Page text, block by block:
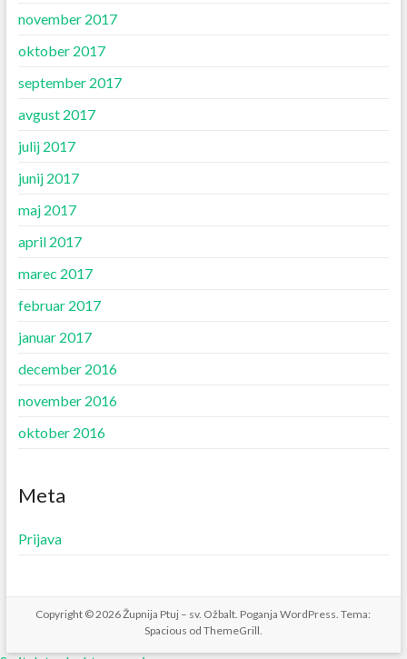
november 2017
oktober 2017
september 2017
avgust 2017
julij 2017
junij 2017
maj 2017
april 2017
marec 2017
februar 2017
januar 2017
december 2016
november 2016
oktober 2016
Meta
Prijava
Copyright © 2026Župnija Ptuj – sv. Ožbalt. PoganjaWordPress. Tema:
Spacious od ThemeGrill.